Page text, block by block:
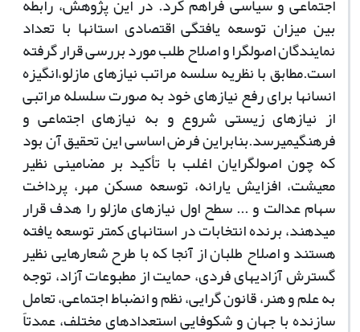
بین میزان توسعه یافتگی اقتصادی استان­ها با تعداد
نمایندگان اصول­گرا و اصلاح طلب مورد بررسی قرار گرفته
است.مطابق با نظریه سلسه مراتب نیازهای مازلو،انگیزه
انسان­ها برای رفع نیازهای خود به صورت سلسله مراتبی
از نیازهای زیستی شروع و به نیازهای اجتماعی و
فرهنگیمی­رسد.بنابراین فرض اساسی این تحقیق آن بود
که چون اصول­گرایان اغلب با تأکید بر مضامینی نظیر
معیشت، افزایش یارانه، توسعه مسکن مهر، پرداخت
سهام عدالت و ... سطح اول نیازهای مازلو را هدف قرار
می­دهند، برنده انتخابات در استان­های کمتر توسعه یافته
هستند و اصلاح طلبان از آنجا که با طرح شعارهایی نظیر
گسترش آزادی­های فردی، حمایت از مطبوعات آزاد، توجه
به علم و هنر، قانون گرایی، نظم و انضباط اجتماعی، تعامل
سازنده با جهان و شکوفایی استعدادهای مختلف، عمدتاً